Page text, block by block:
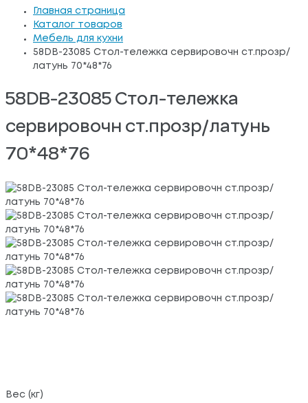
Главная страница
Каталог товаров
Мебель для кухни
58DB-23085 Стол-тележка сервировочн ст.прозр/
латунь 70*48*76
58DB-23085 Стол-тележка
сервировочн ст.прозр/латунь
70*48*76
Вес (кг)